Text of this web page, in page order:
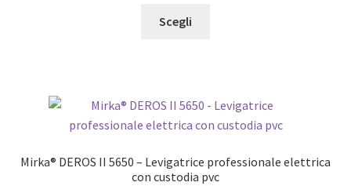
36,00 €
Scegli
Le
opzioni
essere
Mirka® DEROS II 5650 – Levigatrice professionale elettrica
con custodia pvc